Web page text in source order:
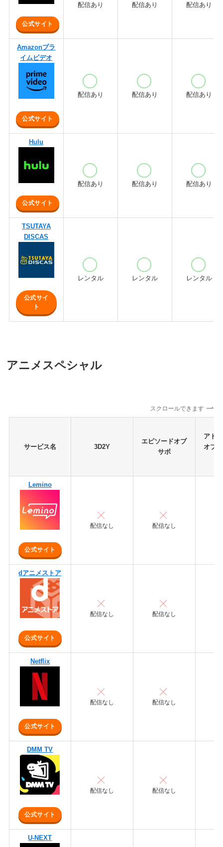
公式サイト
配信あり 配信あり 配信あり
Amazonプラ
イムビデオ
公式サイト
配信あり 配信あり 配信あり
Hulu
公式サイト
配信あり 配信あり 配信あり
TSUTAYA
DISCAS
公式サイ
ト
レンタル レンタル レンタル
アニメスペシャル
スクロールできます
サービス名 3D2Y
エピソードオブ
サボ
アド
オブ
Lemino
公式サイト
配信なし 配信なし
dアニメストア
公式サイト
配信なし 配信なし
Netflix
公式サイト
配信なし 配信なし
DMM TV
公式サイト
配信なし 配信なし
U-NEXT